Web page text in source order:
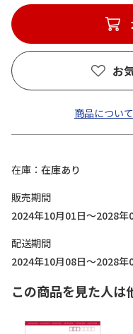
お
商品につい
在庫
在庫あり
販売期間
2024年10月01日～2028年
配送期間
2024年10月08日～2028年
この商品を見た人は